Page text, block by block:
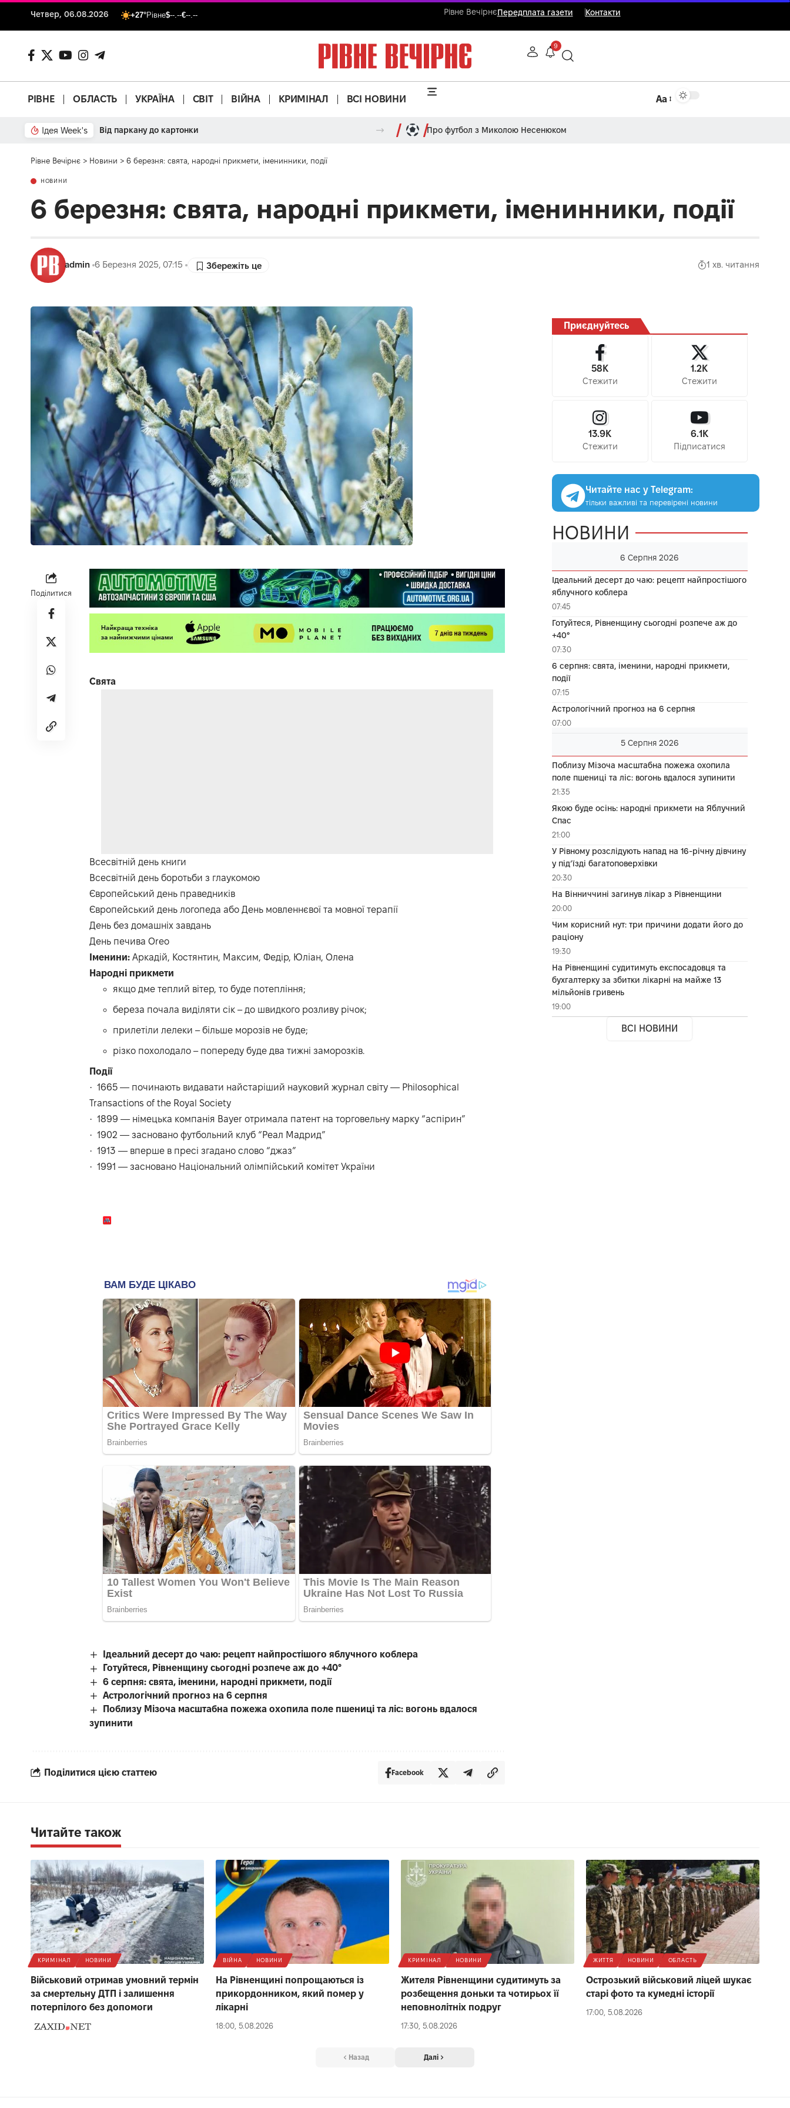
Четвер, 06.08.2026 +27°Рівне$--.--€--.-- Рівне ВечірнєПередплата газети Контакти
9
РІВНЕ ОБЛАСТЬ УКРАЇНА СВІТ ВІЙНА КРИМІНАЛ ВСІ НОВИНИ Аа
Ідея Week's Залізобетонний аргумент Про футбол з Миколою Несенюком
Рівне Вечірнє > Новини > 6 березня: свята, народні прикмети, іменинники, події
НОВИНИ
6 березня: свята, народні прикмети, іменинники, події
admin 6 Березня 2025, 07:15 1 хв. читання
Поділитися
Свята
Всесвітній день книги
Всесвітній день боротьби з глаукомою
Європейський день праведників
Європейський день логопеда або День мовленнєвої та мовної терапії
День без домашніх завдань
День печива Oreo
Іменини: Аркадій, Костянтин, Максим, Федір, Юліан, Олена
Народні прикмети
якщо дме теплий вітер, то буде потепління;
береза почала виділяти сік – до швидкого розливу річок;
прилетіли лелеки – більше морозів не буде;
різко похолодало – попереду буде два тижні заморозків.
Події
· 1665 — починають видавати найстаріший науковий журнал світу — Philosophical
Transactions of the Royal Society
· 1899 — німецька компанія Bayer отримала патент на торговельну марку “аспірин”
· 1902 — засновано футбольний клуб “Реал Мадрид”
· 1913 — вперше в пресі згадано слово “джаз”
· 1991 — засновано Національний олімпійський комітет України
Ідеальний десерт до чаю: рецепт найпростішого яблучного коблера
Готуйтеся, Рівненщину сьогодні розпече аж до +40°
6 серпня: свята, іменини, народні прикмети, події
Астрологічний прогноз на 6 серпня
Поблизу Мізоча масштабна пожежа охопила поле пшениці та ліс: вогонь вдалося
зупинити
Поділитися цією статтею Facebook
Приєднуйтесь
58K
Стежити
1.2K
Стежити
13.9K
Стежити
6.1K
Підписатися
Читайте нас у Telegram:
тільки важливі та перевірені новини
НОВИНИ
6 Серпня 2026
Ідеальний десерт до чаю: рецепт найпростішого
яблучного коблера
07:45
Готуйтеся, Рівненщину сьогодні розпече аж до
+40°
07:30
6 серпня: свята, іменини, народні прикмети,
події
07:15
Астрологічний прогноз на 6 серпня
07:00
5 Серпня 2026
Поблизу Мізоча масштабна пожежа охопила
поле пшениці та ліс: вогонь вдалося зупинити
21:35
Якою буде осінь: народні прикмети на Яблучний
Спас
21:00
У Рівному розслідують напад на 16-річну дівчину
у під’їзді багатоповерхівки
20:30
На Вінниччині загинув лікар з Рівненщини
20:00
Чим корисний нут: три причини додати його до
раціону
19:30
На Рівненщині судитимуть експосадовця та
бухгалтерку за збитки лікарні на майже 13
мільйонів гривень
19:00
ВСІ НОВИНИ
Читайте також
КРИМІНАЛ НОВИНИ
Військовий отримав умовний термін
за смертельну ДТП і залишення
потерпілого без допомоги
ВІЙНА НОВИНИ
На Рівненщині попрощаються із
прикордонником, який помер у
лікарні
18:00, 5.08.2026
КРИМІНАЛ НОВИНИ
Жителя Рівненщини судитимуть за
розбещення доньки та чотирьох її
неповнолітніх подруг
17:30, 5.08.2026
ЖИТТЯ НОВИНИ ОБЛАСТЬ
Острозький військовий ліцей шукає
старі фото та кумедні історії
17:00, 5.08.2026
Назад Далі